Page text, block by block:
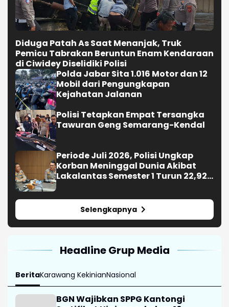
Diduga Patah As Saat Menanjak, Truk
Pemicu Tabrakan Beruntun Enam Kendaraan
di Ciwidey Diselidiki Polisi
Polda Jabar Sita 1.016 Motor dan 12
Mobil dari Pengungkapan
Kejahatan Jalanan
Polisi Tetapkan Empat Tersangka
Tawuran Geng Semarang-Kendal
Periode Juli 2026, Polisi Ungkap
Korban Meninggal Dunia Akibat
Lakalantas Semester 1 Turun 22,92
Selengkapnya
Headline Grup Media
BeritaKarawang KekinianNasional
BGN Wajibkan SPPG Kantongi